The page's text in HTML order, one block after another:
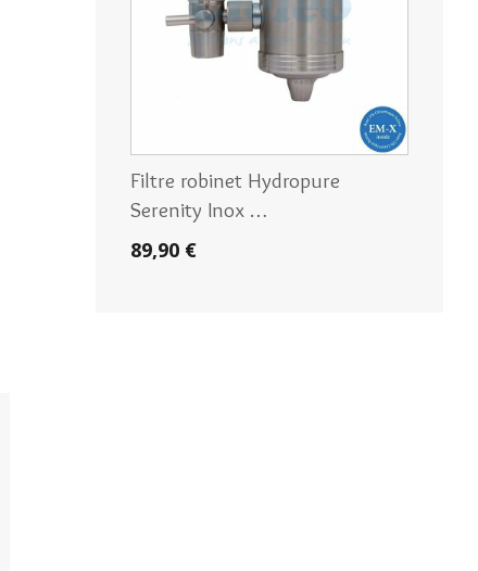
Filtre robinet Hydropure
Serenity Inox …
89,90 €